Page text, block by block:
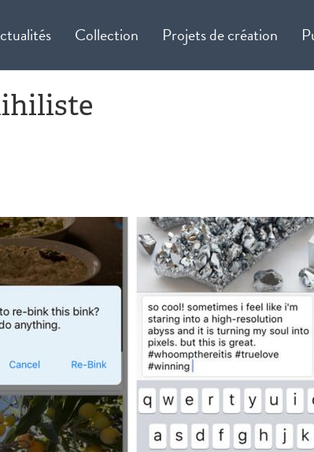
Collection Projets de création